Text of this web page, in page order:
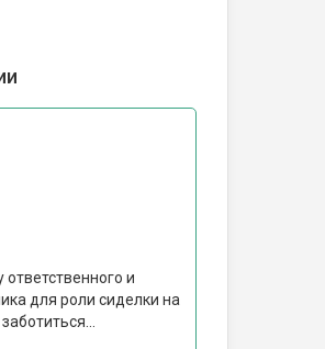
и
для роли сиделки на